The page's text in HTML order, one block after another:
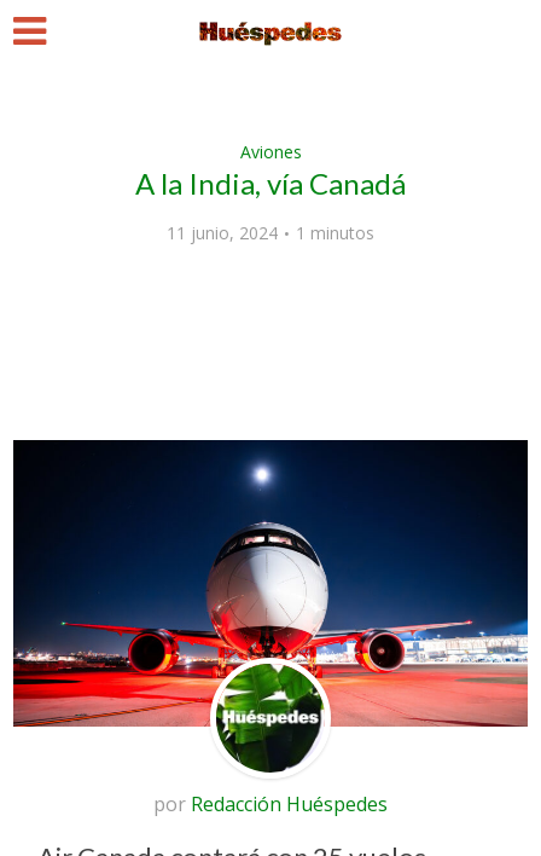
Aviones
A la India, vía Canadá
11 junio, 2024 1 minutos
por Redacción Huéspedes